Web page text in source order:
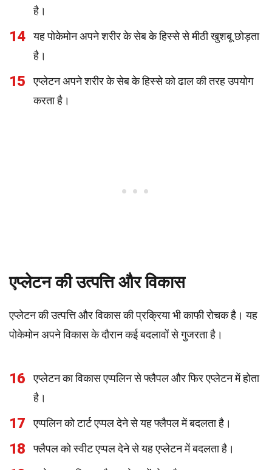
है।
14
यह पोकेमोन अपने शरीर के सेब के हिस्से से मीठी खुशबू छोड़ता
है।
15
एप्लेटन अपने शरीर के सेब के हिस्से को ढाल की तरह उपयोग
करता है।
एप्लेटन की उत्पत्ति और विकास
एप्लेटन की उत्पत्ति और विकास की प्रक्रिया भी काफी रोचक है। यह
पोकेमोन अपने विकास के दौरान कई बदलावों से गुजरता है।
16
एप्लेटन का विकास एप्पलिन से फ्लैपल और फिर एप्लेटन में होता
है।
17 एप्पलिन को टार्ट एप्पल देने से यह फ्लैपल में बदलता है।
18 फ्लैपल को स्वीट एप्पल देने से यह एप्लेटन में बदलता है।